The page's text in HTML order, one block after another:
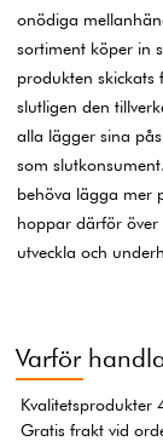
onödiga
sortiment köper in
produkten skickats
slutligen den
alla lägger sina
som
behöva lägga mer
hoppar därför över
utveckla och
Varför
Kvalitetsprodukter
Gratis frakt vid